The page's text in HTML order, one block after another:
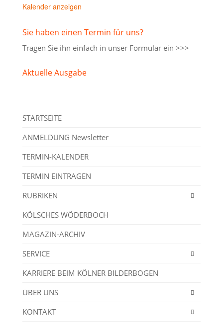
Kalender anzeigen
Sie haben einen Termin für uns?
Tragen Sie ihn einfach in unser Formular ein >>>
Aktuelle Ausgabe
STARTSEITE
ANMELDUNG Newsletter
TERMIN-KALENDER
TERMIN EINTRAGEN
RUBRIKEN
KÖLSCHES WÖDERBOCH
MAGAZIN-ARCHIV
SERVICE
KARRIERE BEIM KÖLNER BILDERBOGEN
ÜBER UNS
KONTAKT